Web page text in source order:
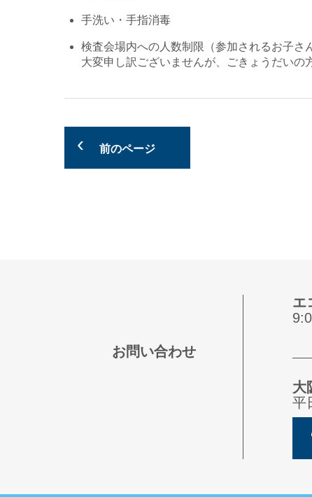
手洗い・手指消毒
検査会場内への人数制限（参加されるお子さ
大変申し訳ございませんが、ごきょうだいの
前のページ
お問い合わせ
エ
大
平